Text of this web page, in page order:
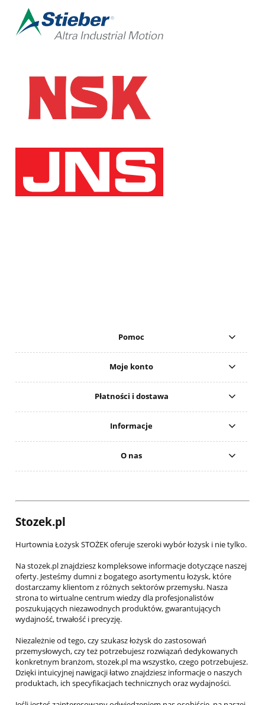
Pomoc
Moje konto
Płatności i dostawa
Informacje
O nas
Stozek.pl
Hurtownia Łożysk STOŻEK oferuje szeroki wybór łożysk i nie tylko.
Na stozek.pl znajdziesz kompleksowe informacje dotyczące naszej
oferty. Jesteśmy dumni z bogatego asortymentu łożysk, które
dostarczamy klientom z różnych sektorów przemysłu. Nasza
strona to wirtualne centrum wiedzy dla profesjonalistów
poszukujących niezawodnych produktów, gwarantujących
wydajność, trwałość i precyzję.
Niezależnie od tego, czy szukasz łożysk do zastosowań
przemysłowych, czy też potrzebujesz rozwiązań dedykowanych
konkretnym branżom, stozek.pl ma wszystko, czego potrzebujesz.
Dzięki intuicyjnej nawigacji łatwo znajdziesz informacje o naszych
produktach, ich specyfikacjach technicznych oraz wydajności.